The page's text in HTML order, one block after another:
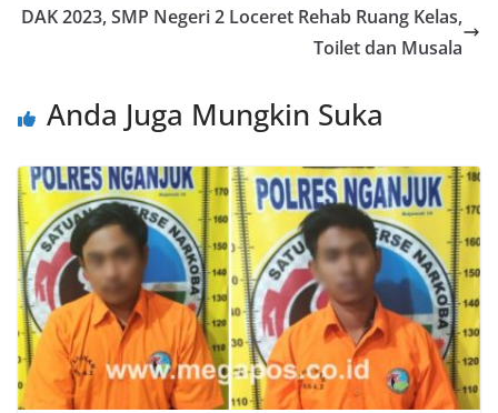
DAK 2023, SMP Negeri 2 Loceret Rehab Ruang Kelas,
Toilet dan Musala
Anda Juga Mungkin Suka